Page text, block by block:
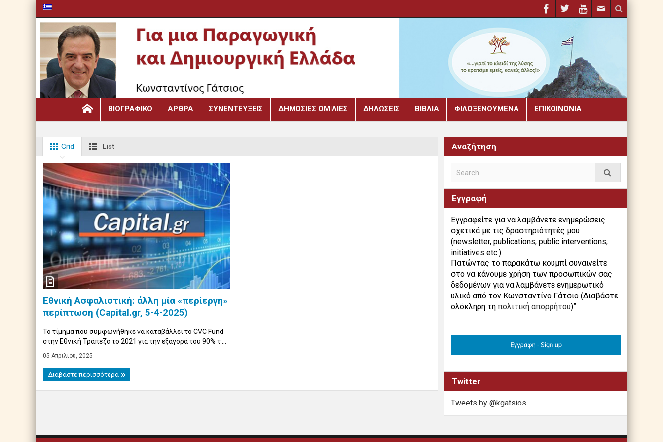
ΒΙΟΓΡΑΦΙΚΌ ΆΡΘΡΑ ΣΥΝΕΝΤΕΎΞΕΙΣ ΔΗΜΌΣΙΕΣ ΟΜΙΛΊΕΣ ΔΗΛΏΣΕΙΣ ΒΙΒΛΙΑ ΦΙΛΟΞΕΝΟΎΜΕΝΑ ΕΠΙΚΟΙΝΩΝΊΑ
Grid List
Εθνική Ασφαλιστική: άλλη μία «περίεργη»
περίπτωση (Capital.gr, 5-4-2025)
Το τίμημα που συμφωνήθηκε να καταβάλλει το CVC Fund
στην Εθνική Τράπεζα το 2021 για την εξαγορά του 90% τ ...
05 Απριλίου, 2025
Διαβάστε περισσότερα
Αναζήτηση
Εγγραφή
Εγγραφείτε για να λαμβάνετε ενημερώσεις
σχετικά με τις δραστηριότητές μου
(newsletter, publications, public interventions,
initiatives etc.)
Πατώντας το παρακάτω κουμπί συναινείτε
στο να κάνουμε χρήση των προσωπικών σας
δεδομένων για να λαμβάνετε ενημερωτικό
υλικό από τον Κωνσταντίνο Γάτσιο (Διαβάστε
ολόκληρη τη πολιτική απορρήτου)”
Twitter
Tweets by @kgatsios